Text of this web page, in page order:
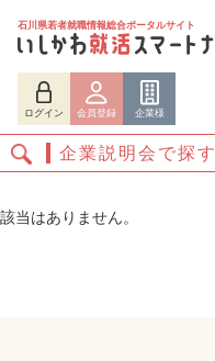
石川県若者就職情報総合ポータルサイト
ログイン 会員登録 企業様
企業説明会で探す
該当はありません。